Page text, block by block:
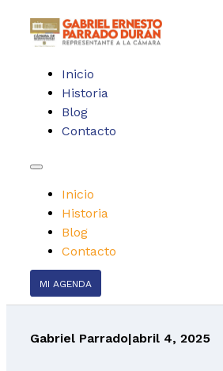
Inicio
Historia
Blog
Contacto
Inicio
Historia
Blog
Contacto
MI AGENDA
Gabriel Parrado|abril 4, 2025